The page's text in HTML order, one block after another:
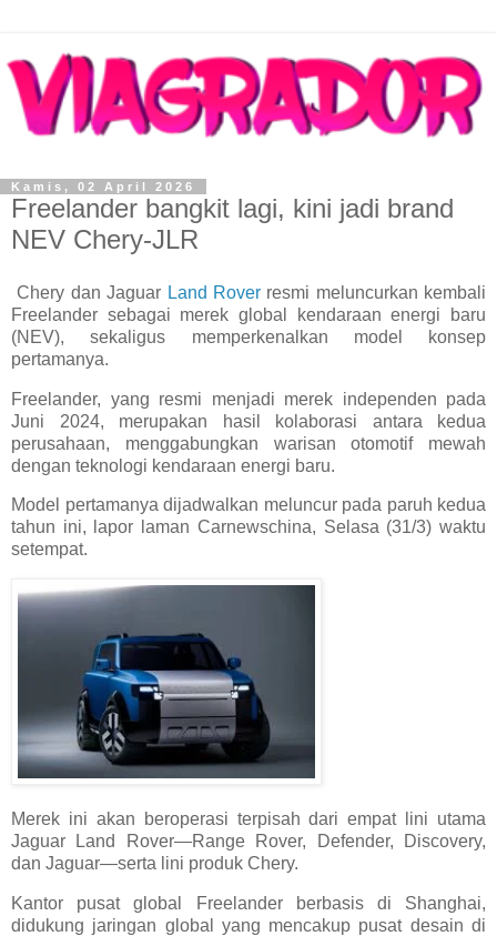
Kamis, 02 April 2026
Freelander bangkit lagi, kini jadi brand
NEV Chery-JLR
Chery dan Jaguar Land Roverresmi meluncurkan kembali
Freelander sebagai merek global kendaraan energi baru
(NEV), sekaligus memperkenalkan model konsep
pertamanya.
Freelander, yang resmi menjadi merek independen pada
Juni 2024, merupakan hasil kolaborasi antara kedua
perusahaan, menggabungkan warisan otomotif mewah
dengan teknologi kendaraan energi baru.
Model pertamanya dijadwalkan meluncur pada paruh kedua
tahun ini, lapor laman Carnewschina, Selasa (31/3) waktu
setempat.
Merek ini akan beroperasi terpisah dari empat lini utama
Jaguar Land Rover—Range Rover, Defender, Discovery,
dan Jaguar—serta lini produk Chery.
Kantor pusat global Freelander berbasis di Shanghai,
didukung jaringan global yang mencakup pusat desain di